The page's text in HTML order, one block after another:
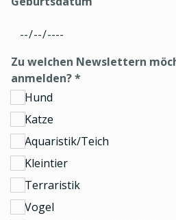
Zu welchen Newslettern
anmelden?*
Hund
Katze
Aquaristik/Teich
Kleintier
Terraristik
Vogel